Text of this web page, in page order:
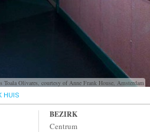
Toala Olivares, courtesy of Anne Frank House, Amsterdam
HUIS
BEZIRK
Centrum